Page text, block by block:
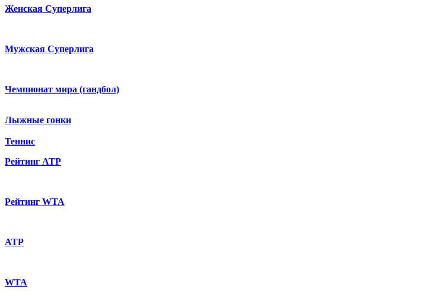
Женская Суперлига
Мужская Суперлига
Чемпионат мира (гандбол)
Лыжные гонки
Теннис
Рейтинг ATP
Рейтинг WTA
ATP
WTA